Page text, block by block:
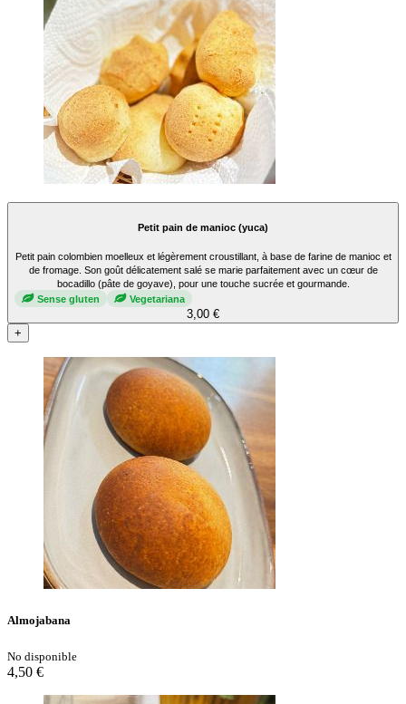
Petit pain de manioc (yuca)
Petit pain colombien moelleux et légèrement croustillant, à base de farine de manioc et
de fromage. Son goût délicatement salé se marie parfaitement avec un cœur de
bocadillo (pâte de goyave), pour une touche sucrée et gourmande.
Sense gluten
Vegetariana
3,00 €
+
Almojabana
No disponible
4,50 €